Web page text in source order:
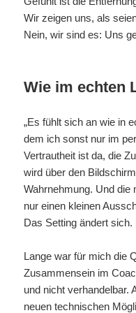
Wir zeigen uns, als
Nein, wir sind es: Uns
Wie im echten
„Es fühlt sich an wie in
dem ich sonst nur im
Vertrautheit ist da, die
wird über den
Wahrnehmung. Und die
nur einen kleinen
Das Setting ändert sich.
Lange war für mich die
Zusammensein im
und nicht verhandelbar.
neuen technischen